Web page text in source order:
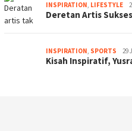
INSPIRATION, LIFESTYLE
Deretan Artis
INSPIRATION, SPORTS 29
Kisah Inspiratif,